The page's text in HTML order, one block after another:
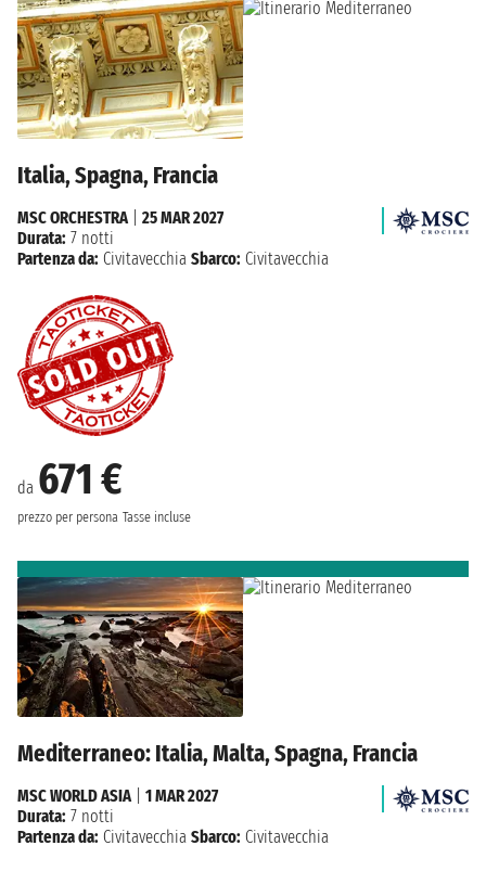
Italia, Spagna, Francia
da 671 €
prezzo per persona Tasse incluse
MSC ORCHESTRA| 25 MAR 2027
Durata: 7 notti
Partenza da: Civitavecchia Sbarco: Civitavecchia
Mediterraneo: Italia, Malta, Spagna, Francia
MSC WORLD ASIA| 1 MAR 2027
Durata: 7 notti
Partenza da: Civitavecchia Sbarco: Civitavecchia